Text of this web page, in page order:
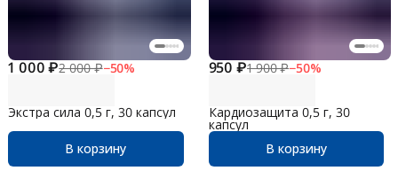
1 000 ₽2 000 ₽−50%
Экстра сила 0,5 г, 30 капсул
В корзину
950 ₽1 900 ₽−50%
Кардиозащита 0,5 г, 30
капсул
В корзину